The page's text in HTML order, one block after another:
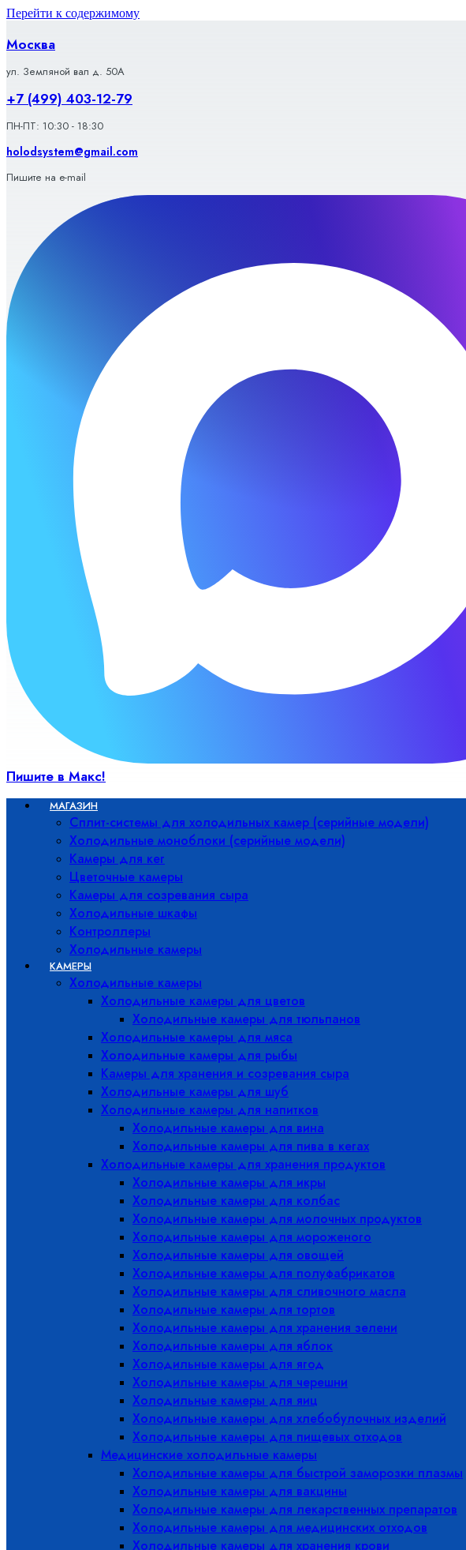
Перейти к содержимому
Москва
ул. Земляной вал д. 50А
+7 (499) 403-12-79
ПН-ПТ: 10:30 - 18:30
holodsystem@gmail.com
Пишите на e-mail
Пишите в Макс!
МАГАЗИН
Сплит-системы для холодильных камер (серийные модели)
Холодильные моноблоки (серийные модели)
Камеры для кег
Цветочные камеры
Камеры для созревания сыра
Холодильные шкафы
Контроллеры
Холодильные камеры
КАМЕРЫ
Холодильные камеры
Холодильные камеры для цветов
Холодильные камеры для тюльпанов
Холодильные камеры для мяса
Холодильные камеры для рыбы
Камеры для хранения и созревания сыра
Холодильные камеры для шуб
Холодильные камеры для напитков
Холодильные камеры для вина
Холодильные камеры для пива в кегах
Холодильные камеры для хранения продуктов
Холодильные камеры для икры
Холодильные камеры для колбас
Холодильные камеры для молочных продуктов
Холодильные камеры для мороженого
Холодильные камеры для овощей
Холодильные камеры для полуфабрикатов
Холодильные камеры для сливочного масла
Холодильные камеры для тортов
Холодильные камеры для хранения зелени
Холодильные камеры для яблок
Холодильные камеры для ягод
Холодильные камеры для черешни
Холодильные камеры для яиц
Холодильные камеры для хлебобулочных изделий
Холодильные камеры для пищевых отходов
Медицинские холодильные камеры
Холодильные камеры для быстрой заморозки плазмы
Холодильные камеры для вакцины
Холодильные камеры для лекарственных препаратов
Холодильные камеры для медицинских отходов
Холодильные камеры для хранения крови